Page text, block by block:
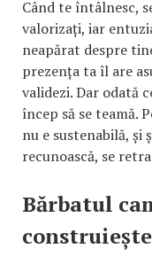
Când te întâlnesc,
valorizați, iar
neapărat despre
prezența ta îl are
validezi. Dar odată
încep să se teamă.
nu e sustenabilă, și
recunoască, se
Bărbatul